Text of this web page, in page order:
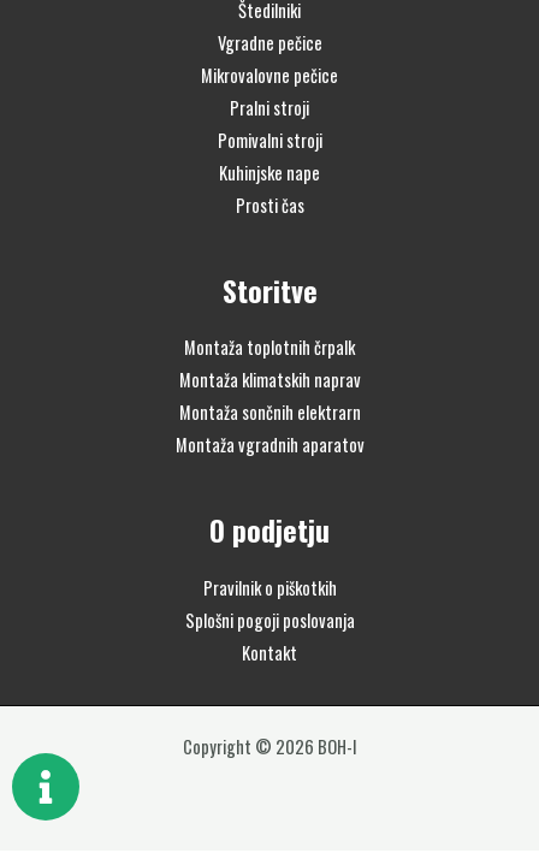
Štedilniki
Vgradne pečice
Mikrovalovne pečice
Pralni stroji
Pomivalni stroji
Kuhinjske nape
Prosti čas
Storitve
Montaža toplotnih črpalk
Montaža klimatskih naprav
Montaža sončnih elektrarn
Montaža vgradnih aparatov
O podjetju
Pravilnik o piškotkih
Splošni pogoji poslovanja
Kontakt
Copyright © 2026 BOH-I